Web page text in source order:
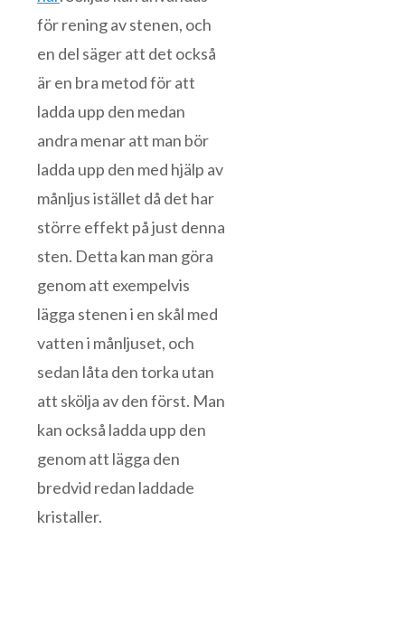
för rening av stenen, och
en del säger att det också
är en bra metod för att
ladda upp den medan
andra menar att man bör
ladda upp den med hjälp av
månljus istället då det har
större effekt på just denna
sten. Detta kan man göra
genom att exempelvis
lägga stenen i en skål med
vatten i månljuset, och
sedan låta den torka utan
att skölja av den först. Man
kan också ladda upp den
genom att lägga den
bredvid redan laddade
kristaller.